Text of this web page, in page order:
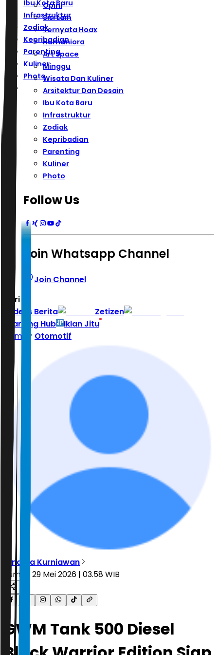
Ibu Kota Baru
Infrastruktur
Zodiak
Kepribadian
Parenting
Kuliner
Photo
Opini
Sisi Lain
Ternyata Hoax
Humaniora
Art Space
Minggu
Wisata Dan Kuliner
Arsitektur Dan Desain
Ibu Kota Baru
Infrastruktur
Zodiak
Kepribadian
Parenting
Kuliner
Photo
Follow Us
Join Whatsapp Channel
Join Channel
Hari ini
Indeks Berita
Zetizen
Learning Hub
Iklan Jitu
Home
Otomotif
Dinarsa Kurniawan
Jumat, 29 Mei 2026 | 03.58 WIB
GWM Tank 500 Diesel